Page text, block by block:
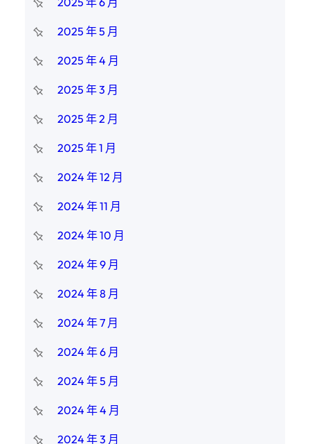
2025 年 5 月
2025 年 4 月
2025 年 3 月
2025 年 2 月
2025 年 1 月
2024 年 12 月
2024 年 11 月
2024 年 10 月
2024 年 9 月
2024 年 8 月
2024 年 7 月
2024 年 6 月
2024 年 5 月
2024 年 4 月
2024 年 3 月